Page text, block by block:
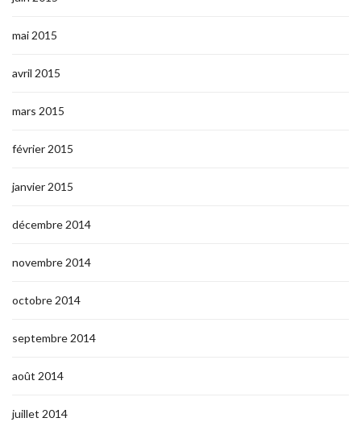
mai 2015
avril 2015
mars 2015
février 2015
janvier 2015
décembre 2014
novembre 2014
octobre 2014
septembre 2014
août 2014
juillet 2014